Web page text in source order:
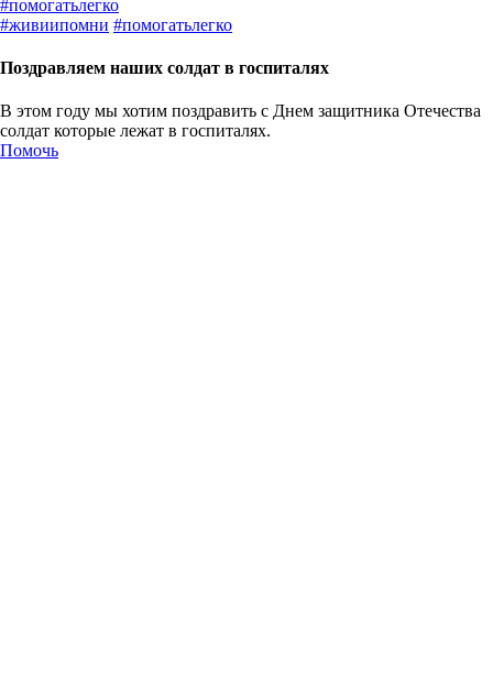
#помогатьлегко
#живиипомни #помогатьлегко
Поздравляем наших солдат в госпиталях
В этом году мы хотим поздравить с Днем защитника Отечества
солдат которые лежат в госпиталях.
Помочь